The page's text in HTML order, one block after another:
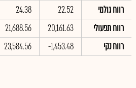
רווח גולמי
22.52
24.38
רווח תפעולי
20,161.63
21,688.56
רווח נקי
-1,453.48
23,584.56